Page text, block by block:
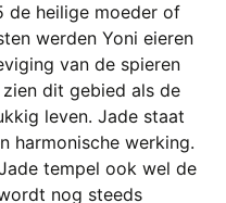
heilige moeder of
werden Yoni eieren
van de spieren
dit gebied als de
leven. Jade staat
harmonische werking.
tempel ook wel de
nog steeds